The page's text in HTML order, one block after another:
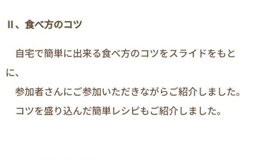
Ⅱ、食べ方のコツ
自宅で簡単に出来る食べ方のコツをスライドをもと
に、
参加者さんにご参加いただきながらご紹介しました。
コツを盛り込んだ簡単レシピもご紹介しました。